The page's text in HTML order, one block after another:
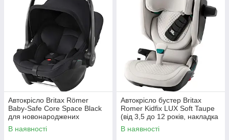
Автокрісло Britax Römer
Baby-Safe Core Space Black
для новонароджених
В наявності
Автокрісло бустер Britax
Romer Kidfix LUX Soft Taupe
(від 3,5 до 12 років, накладка
на ремінь)
В наявності